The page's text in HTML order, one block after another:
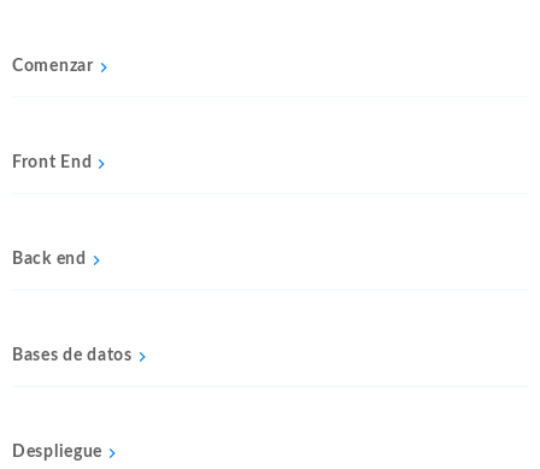
Comenzar
Front End
Back end
Bases de datos
Despliegue